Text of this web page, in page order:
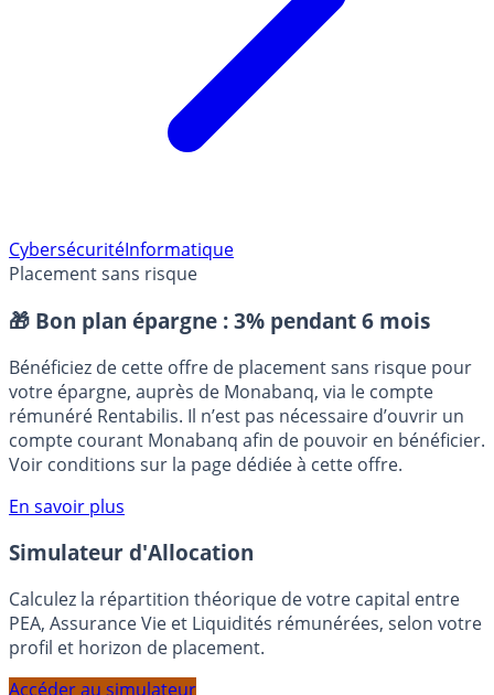
CybersécuritéInformatique
Placement sans risque
🎁 Bon plan épargne : 3% pendant 6 mois
Bénéficiez de cette offre de placement sans risque pour
votre épargne, auprès de Monabanq, via le compte
rémunéré Rentabilis. Il n’est pas nécessaire d’ouvrir un
compte courant Monabanq afin de pouvoir en bénéficier.
Voir conditions sur la page dédiée à cette offre.
En savoir plus
Simulateur d'Allocation
Calculez la répartition théorique de votre capital entre
PEA, Assurance Vie et Liquidités rémunérées, selon votre
profil et horizon de placement.